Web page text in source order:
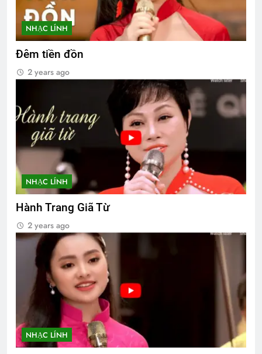
NHẠC LÍNH
Đêm tiền đồn
2 years ago
NHẠC LÍNH
Hành Trang Giã Từ
2 years ago
NHẠC LÍNH